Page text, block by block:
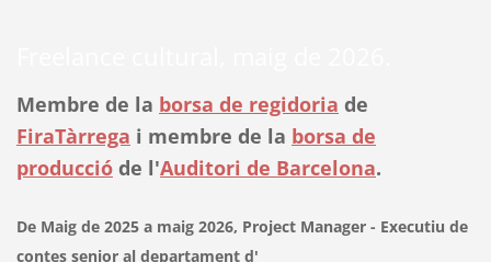
Membre de la borsa de regidoria de
FiraTàrrega i membre de la borsa de
produccióde l'Auditori de Barcelona.
De Maig de 2025 a maig 2026, Project Manager - Executiu de
contes senior al departament d'